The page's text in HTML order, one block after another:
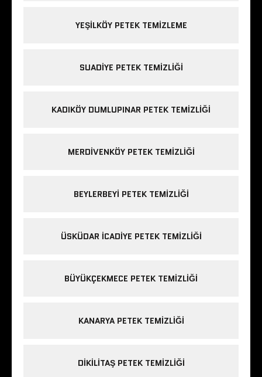
YEŞILKÖY PETEK TEMIZLEME
SUADIYE PETEK TEMIZLIĞI
KADIKÖY DUMLUPINAR PETEK TEMIZLIĞI
MERDIVENKÖY PETEK TEMIZLIĞI
BEYLERBEYI PETEK TEMIZLIĞI
ÜSKÜDAR ICADIYE PETEK TEMIZLIĞI
BÜYÜKÇEKMECE PETEK TEMIZLIĞI
KANARYA PETEK TEMIZLIĞI
DIKILITAŞ PETEK TEMIZLIĞI